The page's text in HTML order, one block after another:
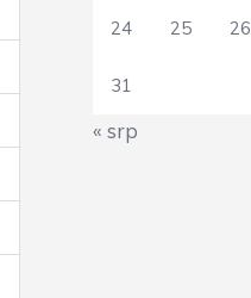
24 25 26
31
« srp